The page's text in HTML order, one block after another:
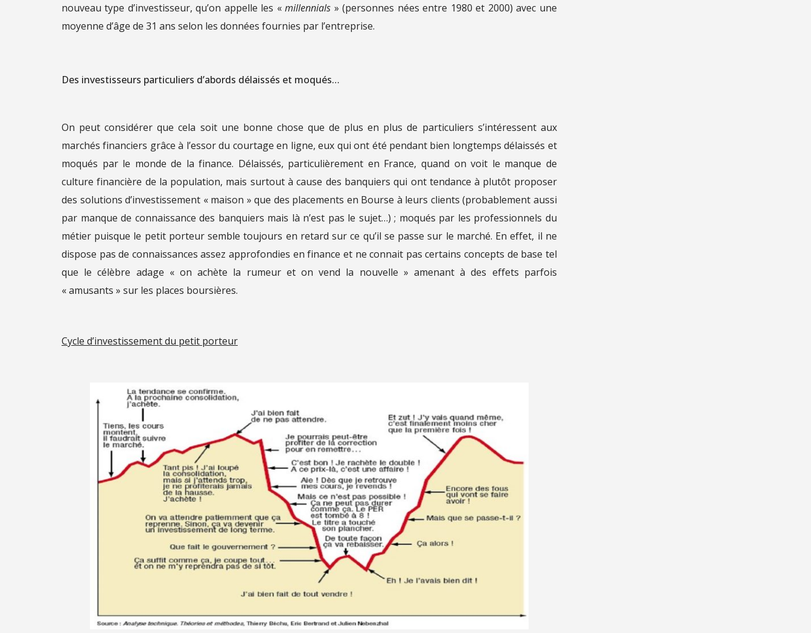
nouveau type d’investisseur, qu’on appelle les «millennials » (personnes nées entre 1980 et 2000) avec une
moyenne d’âge de 31 ans selon les données fournies par l’entreprise.
Des investisseurs particuliers d’abords délaissés et moqués…
On peut considérer que cela soit une bonne chose que de plus en plus de particuliers s’intéressent aux
marchés financiers grâce à l’essor du courtage en ligne, eux qui ont été pendant bien longtemps délaissés et
moqués par le monde de la finance. Délaissés, particulièrement en France, quand on voit le manque de
culture financière de la population, mais surtout à cause des banquiers qui ont tendance à plutôt proposer
des solutions d’investissement « maison » que des placements en Bourse à leurs clients (probablement aussi
par manque de connaissance des banquiers mais là n’est pas le sujet…) ; moqués par les professionnels du
métier puisque le petit porteur semble toujours en retard sur ce qu’il se passe sur le marché. En effet, il ne
dispose pas de connaissances assez approfondies en finance et ne connait pas certains concepts de base tel
que le célèbre adage « on achète la rumeur et on vend la nouvelle » amenant à des effets parfois
« amusants » sur les places boursières.
Cycle d’investissement du petit porteur